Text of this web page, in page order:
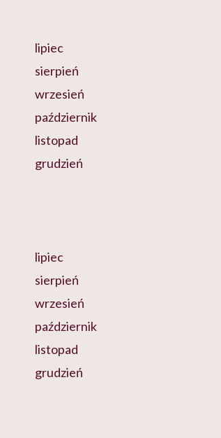
lipiec
sierpień
wrzesień
październik
listopad
grudzień
lipiec
sierpień
wrzesień
październik
listopad
grudzień